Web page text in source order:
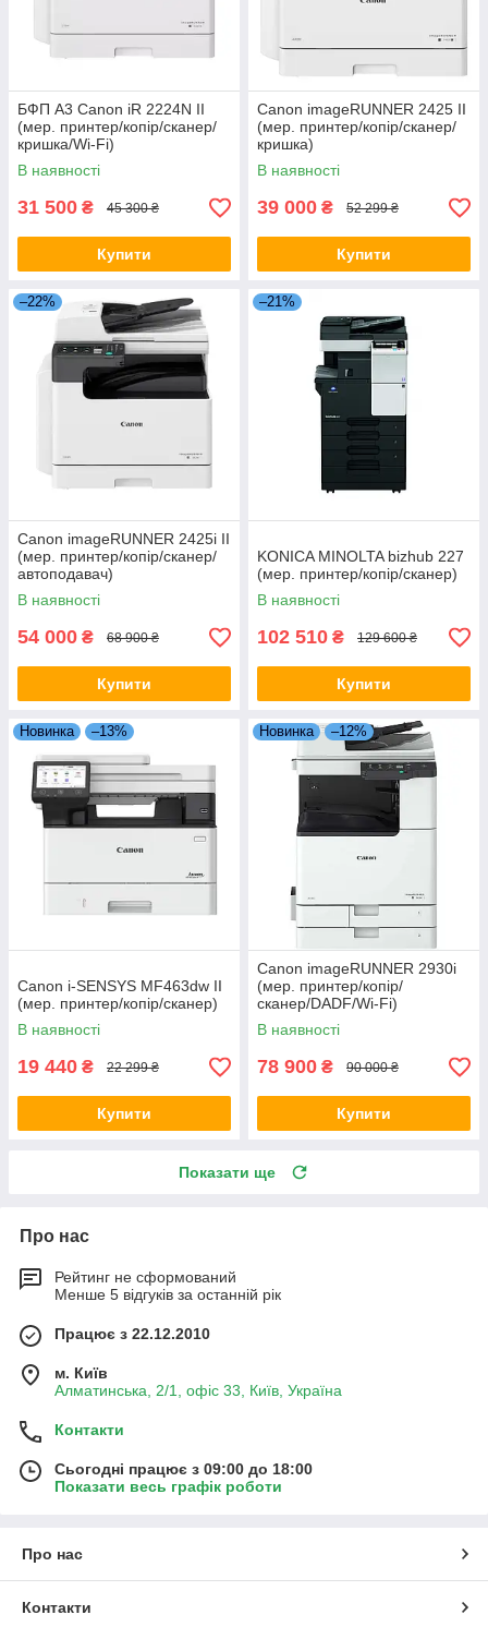
БФП A3 Canon iR 2224N II
(мер. принтер/копір/сканер/
кришка/Wi-Fi)
В наявності
31 500 ₴ 45 300 ₴
Купити
Canon imageRUNNER 2425 II
(мер. принтер/копір/сканер/
кришка)
В наявності
39 000 ₴ 52 299 ₴
Купити
–22%
Canon imageRUNNER 2425i II
(мер. принтер/копір/сканер/
автоподавач)
В наявності
54 000 ₴ 68 900 ₴
Купити
–21%
KONICA MINOLTA bizhub 227
(мер. принтер/копір/сканер)
В наявності
102 510 ₴ 129 600 ₴
Купити
Новинка –13%
Canon i-SENSYS MF463dw II
(мер. принтер/копір/сканер)
В наявності
19 440 ₴ 22 299 ₴
Купити
Новинка –12%
Canon imageRUNNER 2930i
(мер. принтер/копір/
сканер/DADF/Wi-Fi)
В наявності
78 900 ₴ 90 000 ₴
Купити
Показати ще
Про нас
Рейтинг не сформований
Менше 5 відгуків за останній рік
Працює з 22.12.2010
м. Київ
Алматинська, 2/1, офіс 33, Київ, Україна
Контакти
Сьогодні працює з 09:00 до 18:00
Показати весь графік роботи
Про нас
Контакти